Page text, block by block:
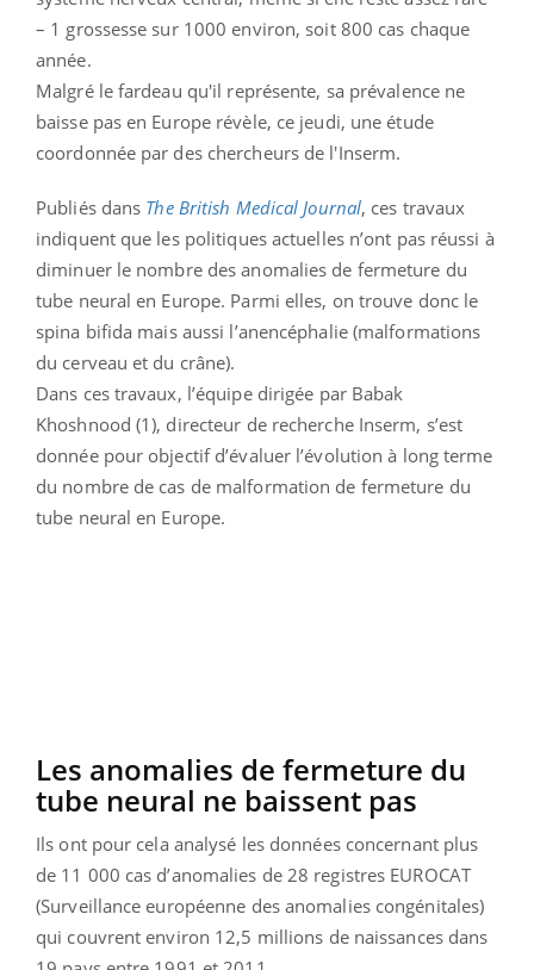
– 1 grossesse sur 1000 environ, soit 800 cas chaque
année.
Malgré le fardeau qu'il représente, sa prévalence ne
baisse pas en Europe révèle, ce jeudi, une étude
coordonnée par des chercheurs de l'Inserm.
Publiés dans The British Medical Journal, ces travaux
indiquent que les politiques actuelles n’ont pas réussi à
diminuer le nombre des anomalies de fermeture du
tube neural en Europe. Parmi elles, on trouve donc le
spina bifida mais aussi l’anencéphalie (malformations
du cerveau et du crâne).
Dans ces travaux, l’équipe dirigée par Babak
Khoshnood (1), directeur de recherche Inserm, s’est
donnée pour objectif d’évaluer l’évolution à long terme
du nombre de cas de malformation de fermeture du
tube neural en Europe.
Les anomalies de fermeture du
tube neural ne baissent pas
Ils ont pour cela analysé les données concernant plus
de 11 000 cas d’anomalies de 28 registres EUROCAT
(Surveillance européenne des anomalies congénitales)
qui couvrent environ 12,5 millions de naissances dans